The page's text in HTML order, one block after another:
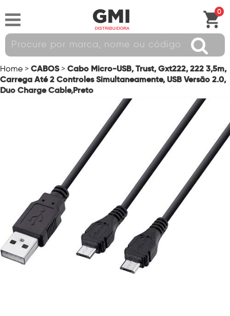
0
Home > CABOS > Cabo Micro-USB, Trust, Gxt222, 222 3,5m,
Carrega Até 2 Controles Simultaneamente, USB Versão 2.0,
Duo Charge Cable,Preto